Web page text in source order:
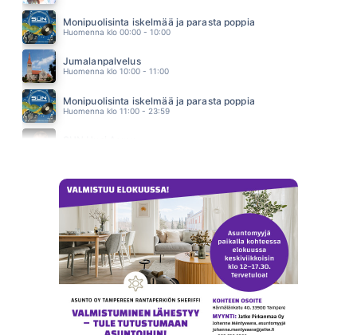
Monipuolisinta iskelmää ja parasta poppia
Huomenna klo 00:00 - 10:00
Jumalanpalvelus
Huomenna klo 10:00 - 11:00
Monipuolisinta iskelmää ja parasta poppia
Huomenna klo 11:00 - 23:59